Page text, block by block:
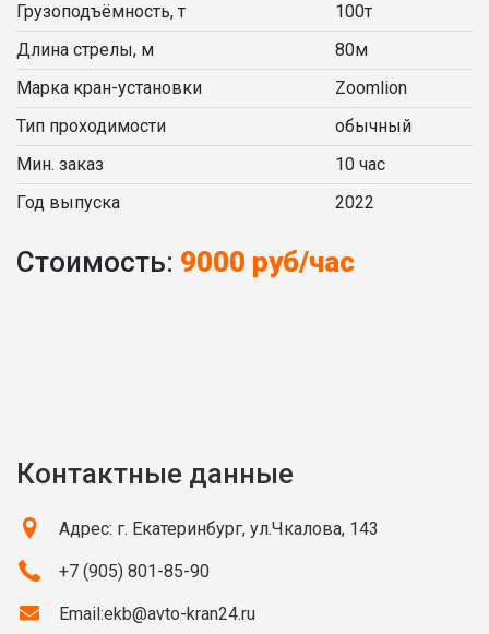
Грузоподъёмность, т
100т
Длина стрелы, м
80м
Марка кран-установки
Zoomlion
Тип проходимости
обычный
Мин. заказ
10 час
Год выпуска
2022
Стоимость: 9000 руб/час
Контактные данные
Адрес: г. Екатеринбург, ул.Чкалова, 143
+7 (905) 801-85-90
Email:ekb@avto-kran24.ru